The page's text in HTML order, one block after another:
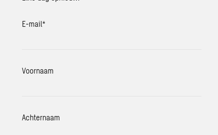
E-mail*
Voornaam
Achternaam